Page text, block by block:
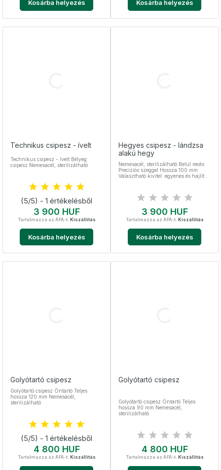
Kosárba helyezés Kosárba helyezés
Technikus csipesz - ívelt
Technikus csipesz - ívelt Bélyeg
csipesz Nemesacél, sterilizálható
(5/5) - 1 értékelésből
Ár
3 900 HUF
Tartalmazza az ÁFÁ-t. Kiszállítás
Kosárba helyezés
Hegyes csipesz - lándzsa
alakú hegy
Nemesacél, sterilizálható Belül recés
Preciziós szeggel Hossza 100 mm
Választható kivitel: egyenes és hajlított
Ár
3 900 HUF
Tartalmazza az ÁFÁ-t. Kiszállítás
Kosárba helyezés
Golyótartó csipesz
Golyótartó csipesz Öntartó Teljes
hossza 120 mm Nemesacél,
sterilizálható
(5/5) - 1 értékelésből
Ár
4 800 HUF
Tartalmazza az ÁFÁ-t. Kiszállítás
Golyótartó csipesz
Golyótartó csipesz Öntartó Teljes
hossza 90 mm Nemesacél,
sterilizálható
Ár
4 800 HUF
Tartalmazza az ÁFÁ-t. Kiszállítás